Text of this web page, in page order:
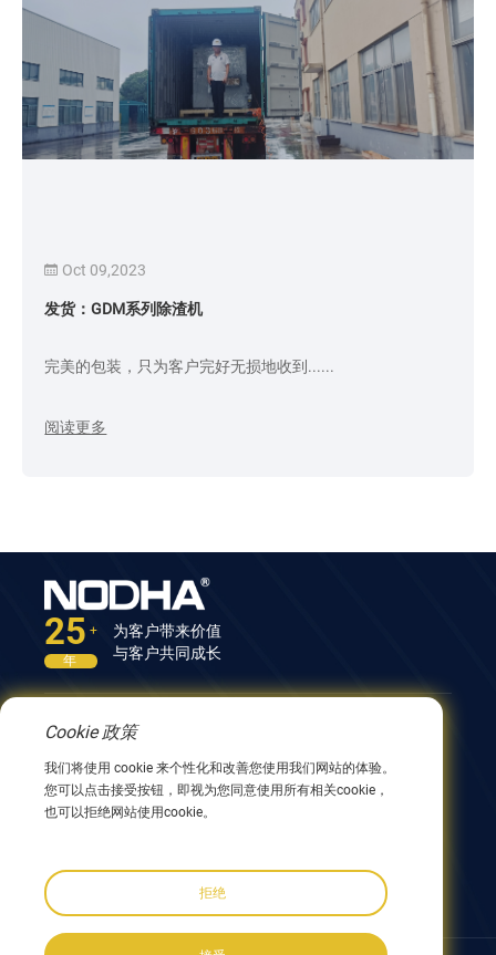
Oct 09,2023
发货：GDM系列除渣机
完美的包装，只为客户完好无损地收到......
阅读更多
25 +
年
为客户带来价值
与客户共同成长
联系我们
中国江苏省无锡市兴阳路9号12号楼 214082
0086 510 8580 8562
sales@nodha.com
Cookie 政策
我们将使用 cookie 来个性化和改善您使用我们网站的体验。
您可以点击接受按钮，即视为您同意使用所有相关cookie，
也可以拒绝网站使用cookie。
拒绝